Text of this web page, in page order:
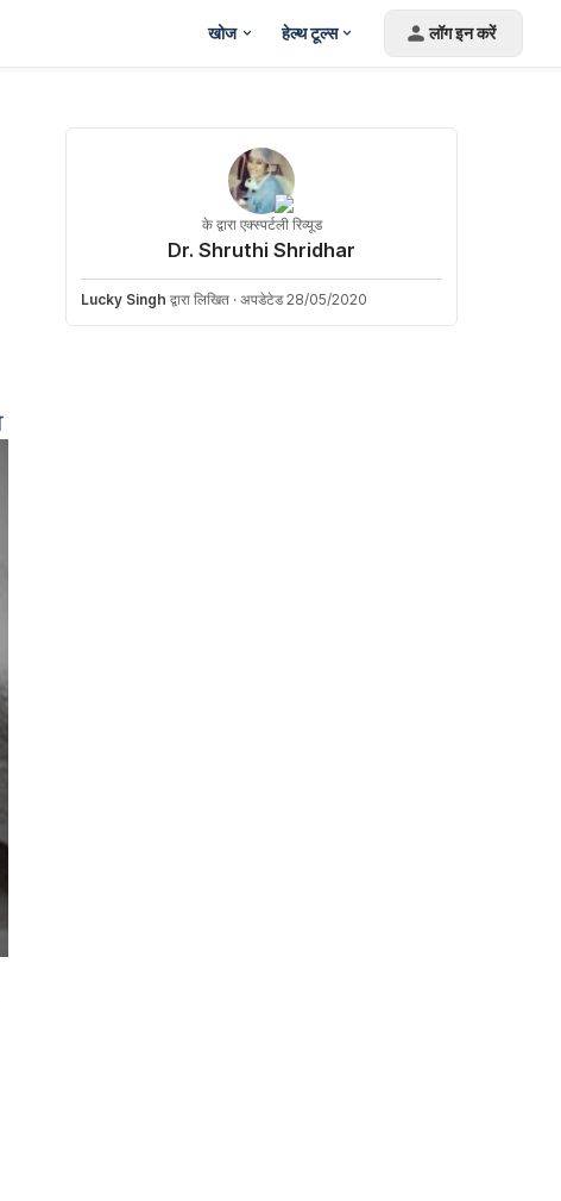
खोज हेल्थ टूल्स लॉग इन करें
के द्वारा एक्स्पर्टली रिव्यूड
Dr. Shruthi Shridhar
Lucky Singh द्वारा लिखित · अपडेटेड 28/05/2020